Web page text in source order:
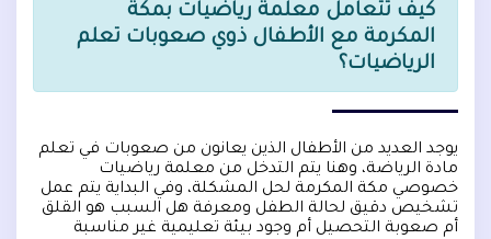
كيف تتعامل معلمة رياضيات بمكة
المكرمة مع الأطفال ذوي صعوبات تعلم
الرياضيات؟
يوجد العديد من الأطفال الذين يعانون من صعوبات في تعلم
مادة الرياضة، وهنا يتم التدخل من معلمة رياضيات
خصوصي مكة المكرمة لحل المشكلة، وفي البداية يتم عمل
تشخيص دقيق لحالة الطفل ومعرفة هل السبب هو القلق
أم صعوبة التحصيل أم وجود بيئة تعليمية غير مناسبة